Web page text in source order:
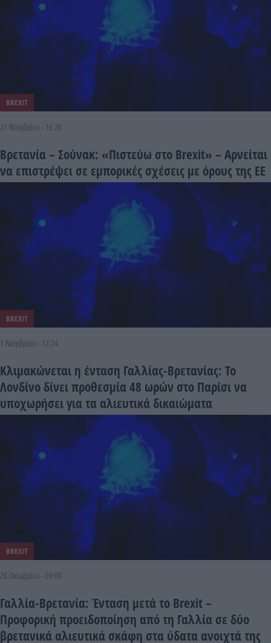
BREXIT
21 Νοεμβρίου - 16:20
Βρετανία – Σούνακ: «Πιστεύω στο Brexit» – Αρνείται
να επιστρέψει σε εμπορικές σχέσεις με όρους της ΕΕ
BREXIT
1 Νοεμβρίου - 12:24
Κλιμακώνεται η ένταση Γαλλίας-Βρετανίας: Το
Λονδίνο δίνει προθεσμία 48 ωρών στο Παρίσι να
υποχωρήσει για τα αλιευτικά δικαιώματα
BREXIT
28 Οκτωβρίου - 09:08
Γαλλία-Βρετανία: Ένταση μετά το Brexit –
Προφορική προειδοποίηση από τη Γαλλία σε δύο
βρετανικά αλιευτικά σκάφη στα ύδατα ανοιχτά της